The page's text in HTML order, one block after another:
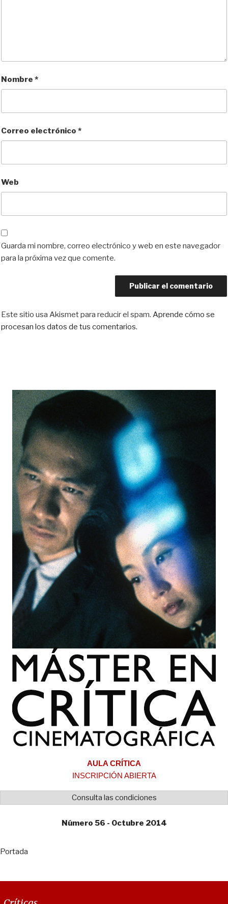
Nombre *
Correo electrónico *
Web
Guarda mi nombre, correo electrónico y web en este navegador
para la próxima vez que comente.
Este sitio usa Akismet para reducir el spam. Aprende cómo se
procesan los datos de tus comentarios.
AULA CRÍTICA
INSCRIPCIÓN ABIERTA
Consulta las condiciones
Número 56 - Octubre 2014
Portada